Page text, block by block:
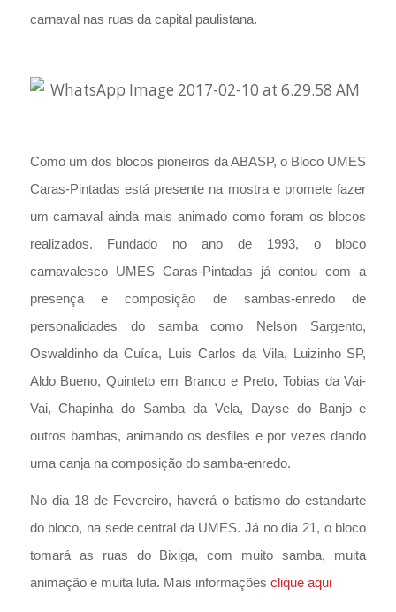
carnaval nas ruas da capital paulistana.
Como um dos blocos pioneiros da ABASP, o Bloco UMES
Caras-Pintadas está presente na mostra e promete fazer
um carnaval ainda mais animado como foram os blocos
realizados. Fundado no ano de 1993, o bloco
carnavalesco UMES Caras-Pintadas já contou com a
presença e composição de sambas-enredo de
personalidades do samba como Nelson Sargento,
Oswaldinho da Cuíca, Luis Carlos da Vila, Luizinho SP,
Aldo Bueno, Quinteto em Branco e Preto, Tobias da Vai-
Vai, Chapinha do Samba da Vela, Dayse do Banjo e
outros bambas, animando os desfiles e por vezes dando
uma canja na composição do samba-enredo.
No dia 18 de Fevereiro, haverá o batismo do estandarte
do bloco, na sede central da UMES. Já no dia 21, o bloco
tomará as ruas do Bixiga, com muito samba, muita
animação e muita luta. Mais informações clique aqui